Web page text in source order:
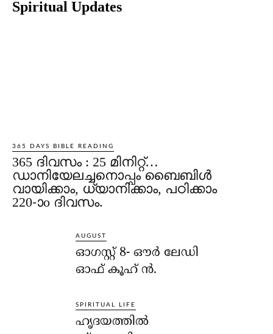
Spiritual Updates
365 DAYS BIBLE READING
365 ദിവസം : 25 മിനിറ്റ്…
ഡാനിയേലച്ചനൊപ്പം ബൈബിൾ
വായിക്കാം, ധ്യാനിക്കാം, പഠിക്കാം
220-ാo ദിവസം.
AUGUST
ഓഗസ്റ്റ് 8- ഔര്‍ ലേഡി
ഓഫ് കൂഹ് ന്‍.
SPIRITUAL LIFE
ഹൃദയത്തില്‍